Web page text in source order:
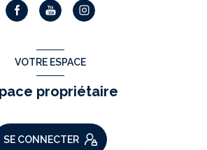
VOTRE ESPACE
propriétaire
SE CONNECTER